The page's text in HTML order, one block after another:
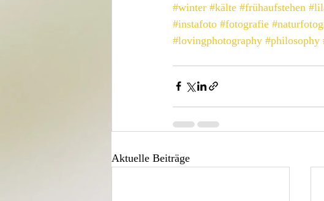
#winter #kälte #frühaufstehen
#instafoto #fotografie
#lovingphotography #philosophy
Aktuelle Beiträge